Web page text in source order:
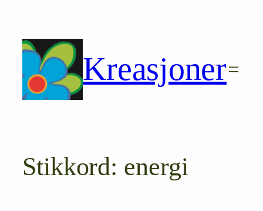
innhold
Kreasjoner
Stikkord: energi